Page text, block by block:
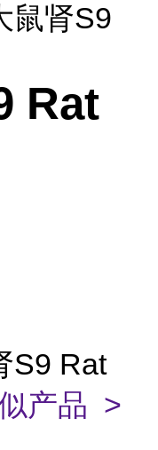
鼠肾S9
Rat
S9 Rat
产品 >